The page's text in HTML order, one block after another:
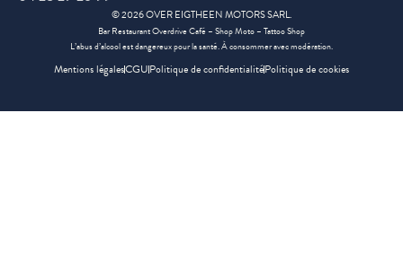
©2026OVER EIGTHEEN MOTORS SARL.
Bar Restaurant Overdrive Café – Shop Moto – Tattoo Shop
L’abus d’alcool est dangereux pour la santé. À consommer avec modération.
Mentions légalesCGUPolitique de confidentialitéPolitique de cookies